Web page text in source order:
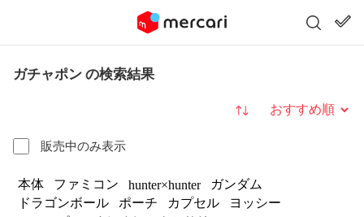
ガチャポン の検索結果
販売中のみ表示
並び替え
本体 ファミコン hunter×hunter
ガンダム
ドラゴンボール
ポーチ カプセル
ヨッシー